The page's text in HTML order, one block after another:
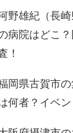
野雄紀（長
病院はどこ
！
岡県古賀市
何者？イベ